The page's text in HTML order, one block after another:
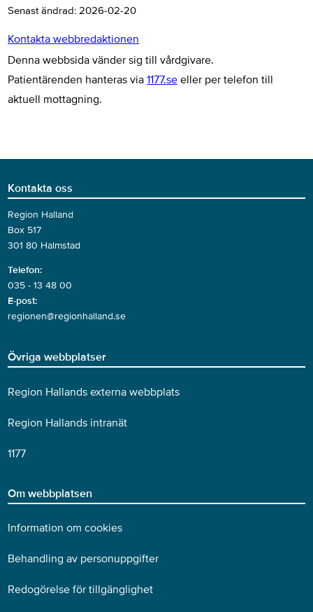
Senast ändrad:2026-02-20
Kontakta webbredaktionen
Denna webbsida vänder sig till vårdgivare.
Patientärenden hanteras via1177.se eller per telefon till
aktuell mottagning.
Kontakta oss
Region Halland
Box 517
301 80 Halmstad
Telefon:
035 - 13 48 00
E-post:
regionen@regionhalland.se
Övriga webbplatser
Region Hallands externa webbplats
Region Hallands intranät
1177
Om webbplatsen
Information om cookies
Behandling av personuppgifter
Redogörelse för tillgänglighet